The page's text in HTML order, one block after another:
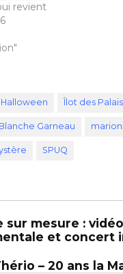
revient
Halloween Îlot des Palais
Garneau
SPUQ
sur mesure :
et concert
– 20 ans la